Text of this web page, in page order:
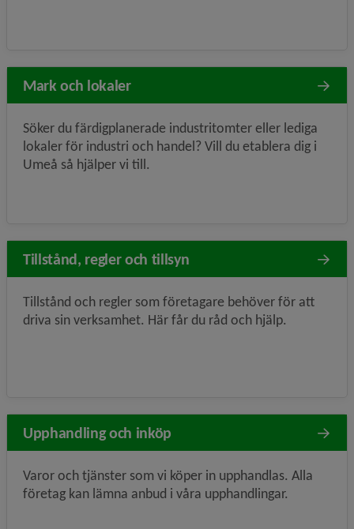
Mark och lokaler
Söker du färdigplanerade industritomter eller lediga
lokaler för industri och handel? Vill du etablera dig i
Umeå så hjälper vi till.
Tillstånd, regler och tillsyn
Tillstånd och regler som företagare behöver för att
driva sin verksamhet. Här får du råd och hjälp.
Upphandling och inköp
Varor och tjänster som vi köper in upphandlas. Alla
företag kan lämna anbud i våra upphandlingar.